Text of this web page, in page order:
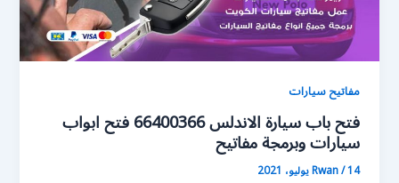
مفاتيح سيارات
فتح باب سيارة الاندلس 66400366 فتح ابواب
سيارات وبرمجة مفاتيح
Rwan/14 يوليو، 2021